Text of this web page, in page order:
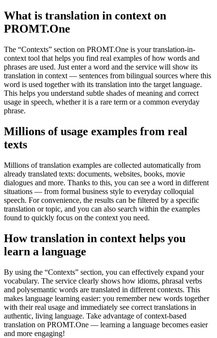
What is translation in context on
PROMT.One
The “Contexts” section on PROMT.One is your translation-in-
context tool that helps you find real examples of how words and
phrases are used. Just enter a word and the service will show its
translation in context — sentences from bilingual sources where this
word is used together with its translation into the target language.
This helps you understand subtle shades of meaning and correct
usage in speech, whether it is a rare term or a common everyday
phrase.
Millions of usage examples from real
texts
Millions of translation examples are collected automatically from
already translated texts: documents, websites, books, movie
dialogues and more. Thanks to this, you can see a word in different
situations — from formal business style to everyday colloquial
speech. For convenience, the results can be filtered by a specific
translation or topic, and you can also search within the examples
found to quickly focus on the context you need.
How translation in context helps you
learn a language
By using the “Contexts” section, you can effectively expand your
vocabulary. The service clearly shows how idioms, phrasal verbs
and polysemantic words are translated in different contexts. This
makes language learning easier: you remember new words together
with their real usage and immediately see correct translations in
authentic, living language. Take advantage of context-based
translation on PROMT.One — learning a language becomes easier
and more engaging!